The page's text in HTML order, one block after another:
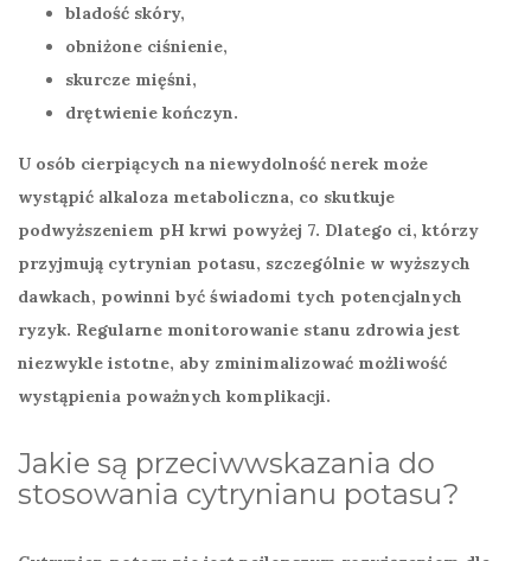
bladość skóry,
obniżone ciśnienie,
skurcze mięśni,
drętwienie kończyn.
U osób cierpiących na niewydolność nerek może
wystąpić alkaloza metaboliczna, co skutkuje
podwyższeniem pH krwi powyżej 7. Dlatego ci, którzy
przyjmują cytrynian potasu, szczególnie w wyższych
dawkach, powinni być świadomi tych potencjalnych
ryzyk. Regularne monitorowanie stanu zdrowia jest
niezwykle istotne, aby zminimalizować możliwość
wystąpienia poważnych komplikacji.
Jakie są przeciwwskazania do
stosowania cytrynianu potasu?